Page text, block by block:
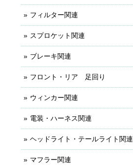
フィルター関連
スプロケット関連
ブレーキ関連
フロント・リア 足回り
ウィンカー関連
電装・ハーネス関連
ヘッドライト・テールライト関連
マフラー関連